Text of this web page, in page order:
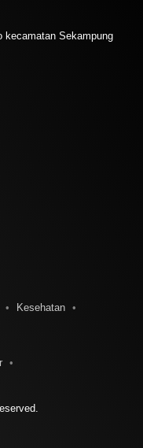
kecamatan Sekampung
Kesehatan